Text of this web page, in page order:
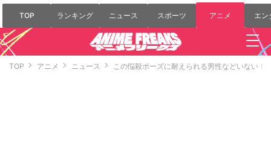
TOP ランキング ニュース スポーツ アニメ エン
TOP アニメ ニュース この悩殺ポーズに耐えられる男性などいない！